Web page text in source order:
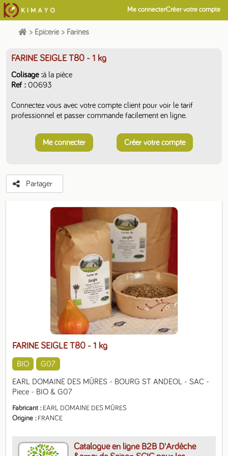
Me connecterCréer votre compte
> Epicerie > Farines
FARINE SEIGLE T80 - 1 kg
BIO G07
EARL DOMAINE DES MÛRES - BOURG ST ANDEOL - SAC -
Piece - BIO & G07
Fabricant
EARL DOMAINE DES MÛRES
Origine
FRANCE
Catalogue en ligne B2B D'Ardèche
FARINE SEIGLE T80 - 1 kg
Colisage à la pièce
Ref
00693
Connectez vous avec votre compte client pour voir le tarif
professionnel et passer commande facilement en ligne.
Me connecter Créer votre compte
Partager